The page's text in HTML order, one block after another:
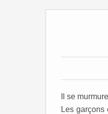
Il se
Les